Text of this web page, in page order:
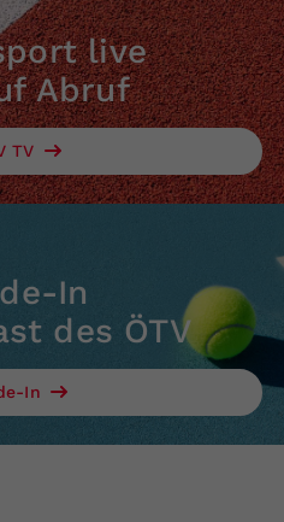
live
Abruf
TV
In
des ÖTV
In